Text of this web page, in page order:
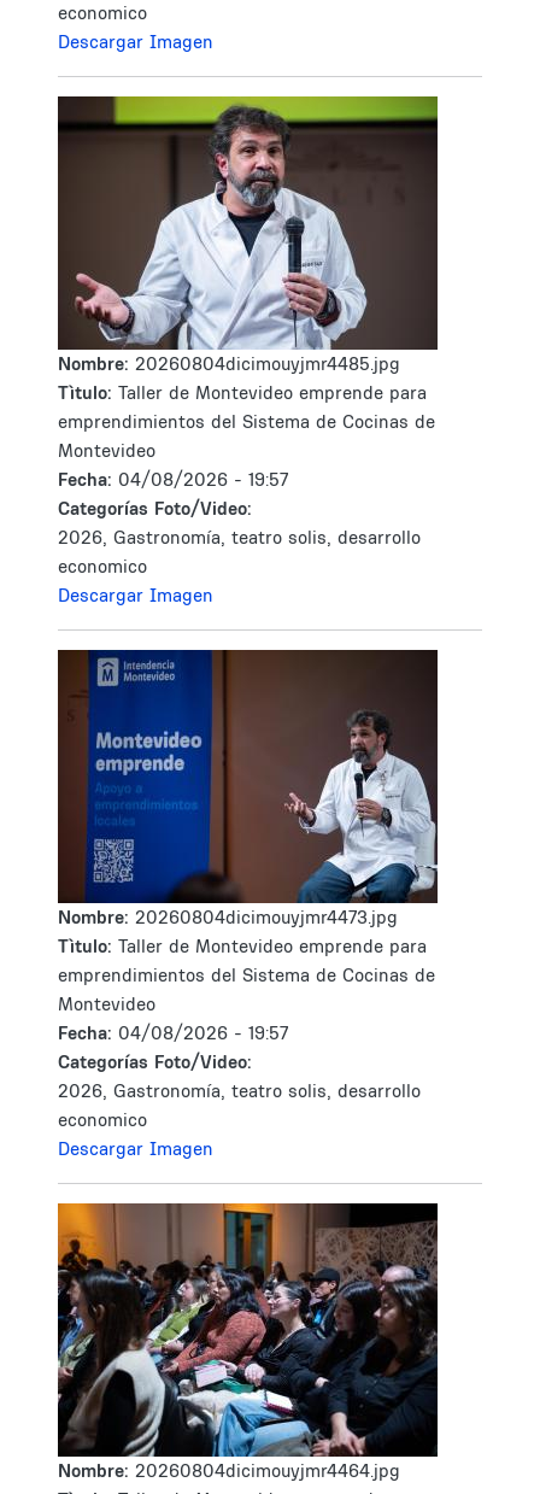
economico
Descargar Imagen
Nombre: 20260804dicimouyjmr4485.jpg
Tìtulo: Taller de Montevideo emprende para
emprendimientos del Sistema de Cocinas de
Montevideo
Fecha: 04/08/2026 - 19:57
Categorías Foto/Video:
2026, Gastronomía, teatro solis, desarrollo
economico
Descargar Imagen
Nombre: 20260804dicimouyjmr4473.jpg
Tìtulo: Taller de Montevideo emprende para
emprendimientos del Sistema de Cocinas de
Montevideo
Fecha: 04/08/2026 - 19:57
Categorías Foto/Video:
2026, Gastronomía, teatro solis, desarrollo
economico
Descargar Imagen
Nombre: 20260804dicimouyjmr4464.jpg